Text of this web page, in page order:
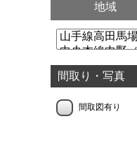
地域
間取り・写真
間取図有り